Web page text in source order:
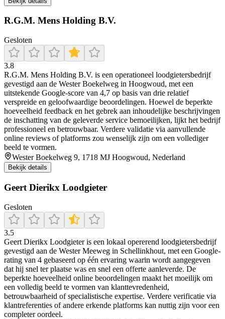
R.G.M. Mens Holding B.V.
Gesloten
3.8
R.G.M. Mens Holding B.V. is een operationeel loodgietersbedrijf
gevestigd aan de Wester Boekelweg in Hoogwoud, met een
uitstekende Google-score van 4,7 op basis van drie relatief
verspreide en geloofwaardige beoordelingen. Hoewel de beperkte
hoeveelheid feedback en het gebrek aan inhoudelijke beschrijvingen
de inschatting van de geleverde service bemoeilijken, lijkt het bedrijf
professioneel en betrouwbaar. Verdere validatie via aanvullende
online reviews of platforms zou wenselijk zijn om een vollediger
beeld te vormen.
Wester Boekelweg 9, 1718 MJ Hoogwoud, Nederland
Bekijk details
Geert Dierikx Loodgieter
Gesloten
3.5
Geert Dierikx Loodgieter is een lokaal opererend loodgietersbedrijf
gevestigd aan de Wester Meeweg in Schellinkhout, met een Google-
rating van 4 gebaseerd op één ervaring waarin wordt aangegeven
dat hij snel ter plaatse was en snel een offerte aanleverde. De
beperkte hoeveelheid online beoordelingen maakt het moeilijk om
een volledig beeld te vormen van klanttevredenheid,
betrouwbaarheid of specialistische expertise. Verdere verificatie via
klantreferenties of andere erkende platforms kan nuttig zijn voor een
completer oordeel.